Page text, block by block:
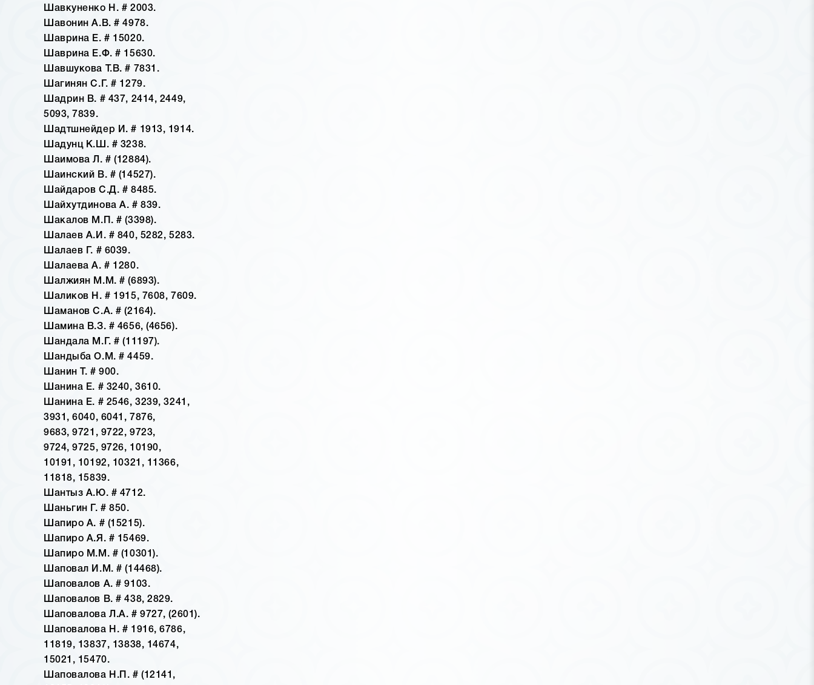
Шавкуненко Н. # 2003.
Шавонин А.В. # 4978.
Шаврина Е. # 15020.
Шаврина Е.Ф. # 15630.
Шавшукова Т.В. # 7831.
Шагинян С.Г. # 1279.
Шадрин В. # 437, 2414, 2449,
5093, 7839.
Шадтшнейдер И. # 1913, 1914.
Шадунц К.Ш. # 3238.
Шаимова Л. # (12884).
Шаинский В. # (14527).
Шайдаров С.Д. # 8485.
Шайхутдинова А. # 839.
Шакалов М.П. # (3398).
Шалаев А.И. # 840, 5282, 5283.
Шалаев Г. # 6039.
Шалаева А. # 1280.
Шалжиян М.М. # (6893).
Шаликов Н. # 1915, 7608, 7609.
Шаманов С.А. # (2164).
Шамина В.З. # 4656, (4656).
Шандала М.Г. # (11197).
Шандыба О.М. # 4459.
Шанин Т. # 900.
Шанина Е. # 3240, 3610.
Шанина Е. # 2546, 3239, 3241,
3931, 6040, 6041, 7876,
9683, 9721, 9722, 9723,
9724, 9725, 9726, 10190,
10191, 10192, 10321, 11366,
11818, 15839.
Шантыз А.Ю. # 4712.
Шаньгин Г. # 850.
Шапиро А. # (15215).
Шапиро А.Я. # 15469.
Шапиро М.М. # (10301).
Шаповал И.М. # (14468).
Шаповалов А. # 9103.
Шаповалов В. # 438, 2829.
Шаповалова Л.А. # 9727, (2601).
Шаповалова Н. # 1916, 6786,
11819, 13837, 13838, 14674,
15021, 15470.
Шаповалова Н.П. # (12141,